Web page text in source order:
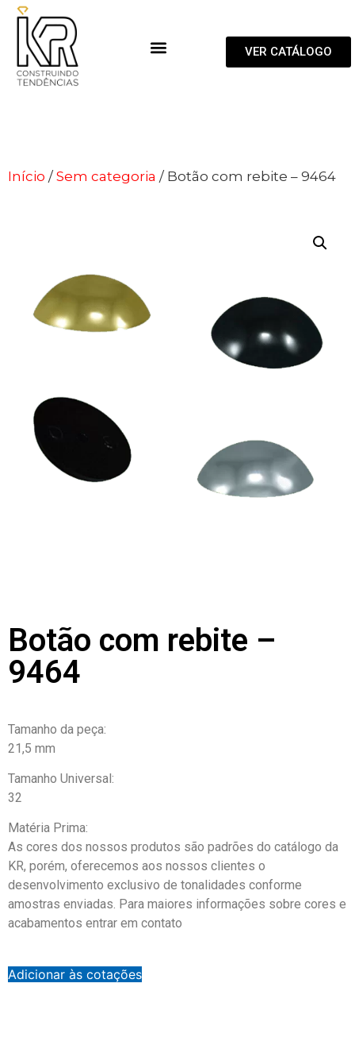
VER CATÁLOGO
Início /Sem categoria / Botão com rebite – 9464
Botão com rebite –
9464
Tamanho da peça:
21,5 mm
Tamanho Universal:
32
Matéria Prima:
As cores dos nossos produtos são padrões do catálogo da
KR, porém, oferecemos aos nossos clientes o
desenvolvimento exclusivo de tonalidades conforme
amostras enviadas. Para maiores informações sobre cores e
acabamentos entrar em contato
Adicionar às cotações